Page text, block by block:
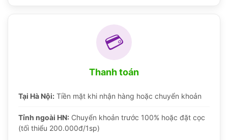
💳
Thanh toán
Tại Hà Nội: Tiền mặt khi nhận hàng hoặc chuyển khoản
Tỉnh ngoài HN: Chuyển khoản trước 100% hoặc đặt cọc
(tối thiểu 200.000đ/1sp)